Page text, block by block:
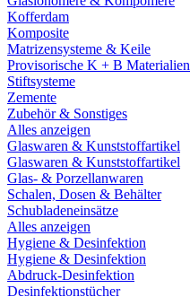
Kofferdam
Komposite
Matrizensysteme & Keile
Provisorische K + B Materialien
Stiftsysteme
Zemente
Zubehör & Sonstiges
Alles anzeigen
Glaswaren & Kunststoffartikel
Glaswaren & Kunststoffartikel
Glas- & Porzellanwaren
Schalen, Dosen & Behälter
Schubladeneinsätze
Alles anzeigen
Hygiene & Desinfektion
Hygiene & Desinfektion
Abdruck-Desinfektion
Desinfektionstücher